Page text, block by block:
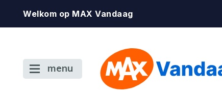
Welkom op MAX Vandaag
menu